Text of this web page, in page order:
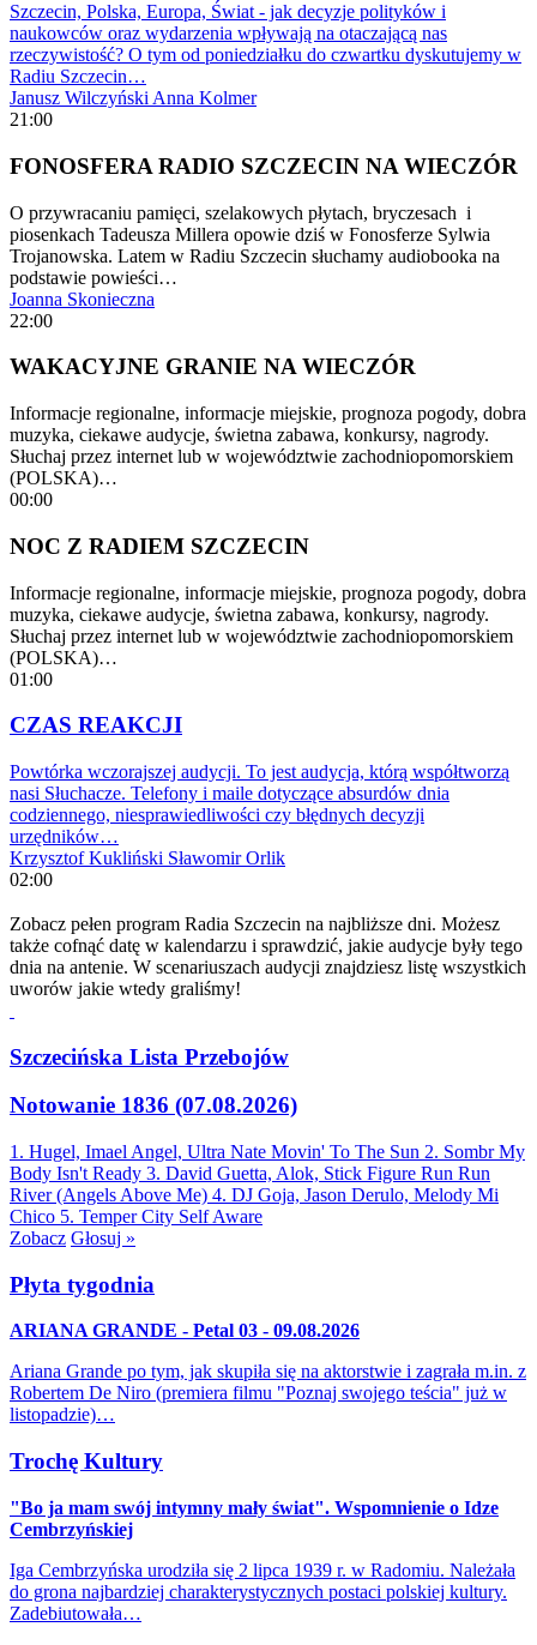
Szczecin, Polska, Europa, Świat - jak decyzje polityków i
naukowców oraz wydarzenia wpływają na otaczającą nas
rzeczywistość? O tym od poniedziałku do czwartku dyskutujemy w
Radiu Szczecin…
Janusz Wilczyński Anna Kolmer
21:00
FONOSFERA RADIO SZCZECIN NA WIECZÓR
O przywracaniu pamięci, szelakowych płytach, bryczesach i
piosenkach Tadeusza Millera opowie dziś w Fonosferze Sylwia
Trojanowska. Latem w Radiu Szczecin słuchamy audiobooka na
podstawie powieści…
Joanna Skonieczna
22:00
WAKACYJNE GRANIE NA WIECZÓR
Informacje regionalne, informacje miejskie, prognoza pogody, dobra
muzyka, ciekawe audycje, świetna zabawa, konkursy, nagrody.
Słuchaj przez internet lub w województwie zachodniopomorskiem
(POLSKA)…
00:00
NOC Z RADIEM SZCZECIN
Informacje regionalne, informacje miejskie, prognoza pogody, dobra
muzyka, ciekawe audycje, świetna zabawa, konkursy, nagrody.
Słuchaj przez internet lub w województwie zachodniopomorskiem
(POLSKA)…
01:00
CZAS REAKCJI
Powtórka wczorajszej audycji. To jest audycja, którą współtworzą
nasi Słuchacze. Telefony i maile dotyczące absurdów dnia
codziennego, niesprawiedliwości czy błędnych decyzji
urzędników…
Krzysztof Kukliński Sławomir Orlik
02:00
Zobacz pełen program Radia Szczecin na najbliższe dni. Możesz
także cofnąć datę w kalendarzu i sprawdzić, jakie audycje były tego
dnia na antenie. W scenariuszach audycji znajdziesz listę wszystkich
uworów jakie wtedy graliśmy!
Szczecińska Lista Przebojów
Notowanie 1836 (07.08.2026)
1. Hugel, Imael Angel, Ultra Nate Movin' To The Sun 2. Sombr My
Body Isn't Ready 3. David Guetta, Alok, Stick Figure Run Run
River (Angels Above Me) 4. DJ Goja, Jason Derulo, Melody Mi
Chico 5. Temper City Self Aware
Zobacz Głosuj »
Płyta tygodnia
ARIANA GRANDE - Petal 03 - 09.08.2026
Ariana Grande po tym, jak skupiła się na aktorstwie i zagrała m.in. z
Robertem De Niro (premiera filmu "Poznaj swojego teścia" już w
listopadzie)…
Trochę Kultury
"Bo ja mam swój intymny mały świat". Wspomnienie o Idze
Cembrzyńskiej
Iga Cembrzyńska urodziła się 2 lipca 1939 r. w Radomiu. Należała
do grona najbardziej charakterystycznych postaci polskiej kultury.
Zadebiutowała…